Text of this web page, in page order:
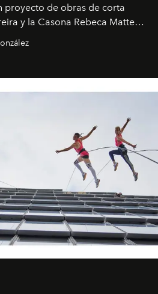
proyecto de obras de corta
y la Casona Rebeca Matte
que han albergado estas
escena son limpias; ponen el